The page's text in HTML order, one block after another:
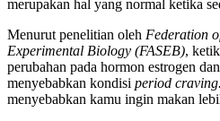
merupakan hal yang normal ketika
Menurut penelitian oleh Federation
Experimental Biology (FASEB),
perubahan pada hormon estrogen
menyebabkan kondisi period craving.
menyebabkan kamu ingin makan